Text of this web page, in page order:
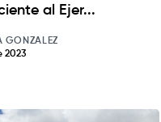
al Ejer...
GONZALEZ
2023